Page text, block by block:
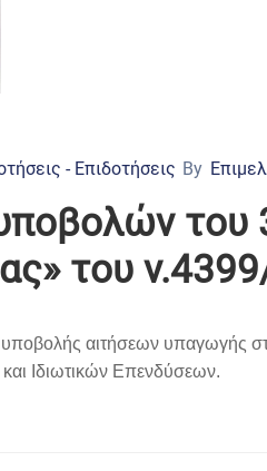
- Επιδοτήσεις By
του
υποβολής αιτήσεων υπαγωγής
και Ιδιωτικών Επενδύσεων.